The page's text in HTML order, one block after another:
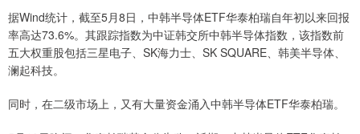
据Wind统计，截至5月8日，中韩半导体ETF华泰柏瑞自年初以来回报
率高达73.6%。其跟踪指数为中证韩交所中韩半导体指数，该指数前
五大权重股包括三星电子、SK海力士、SK SQUARE、韩美半导体、
澜起科技。
同时，在二级市场上，又有大量资金涌入中韩半导体ETF华泰柏瑞。